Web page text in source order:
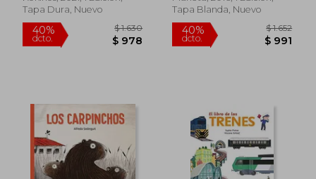
Tapa Dura, Nuevo
Tapa Blanda, Nuevo